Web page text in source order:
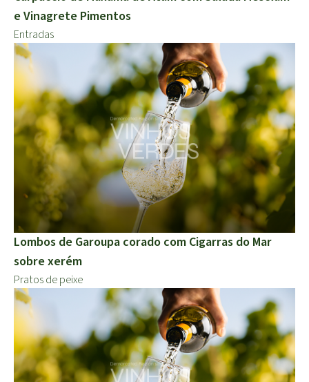
e Vinagrete Pimentos
Entradas
Lombos de Garoupa corado com Cigarras do Mar
sobre xerém
Pratos de peixe